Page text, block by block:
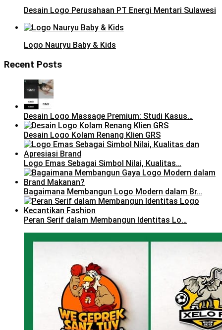
Desain Logo Perusahaan PT Energi Mentari Sulawesi
Logo Nauryu Baby & Kids
Recent Posts
Desain Logo Massage Premium: Studi Kasus…
Desain Logo Kolam Renang Klien GRS
Logo Emas Sebagai Simbol Nilai, Kualitas…
Bagaimana Membangun Logo Modern dalam Br…
Peran Serif dalam Membangun Identitas Lo…